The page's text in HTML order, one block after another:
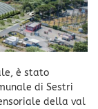
è stato
di Sestri
della val